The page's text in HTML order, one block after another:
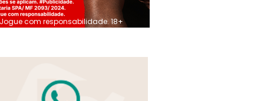
Jogue com responsabilidade. 18+